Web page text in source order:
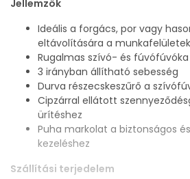
Jellemzők
Ideális a forgács, por vagy
eltávolítására a
Rugalmas szívó- és fúvófúvóka
3 irányban állítható sebesség
Durva részecskeszűrő a
Cipzárral ellátott
ürítéshez
Puha markolat a biztonságos
kezeléshez
Szállítási terjedelem